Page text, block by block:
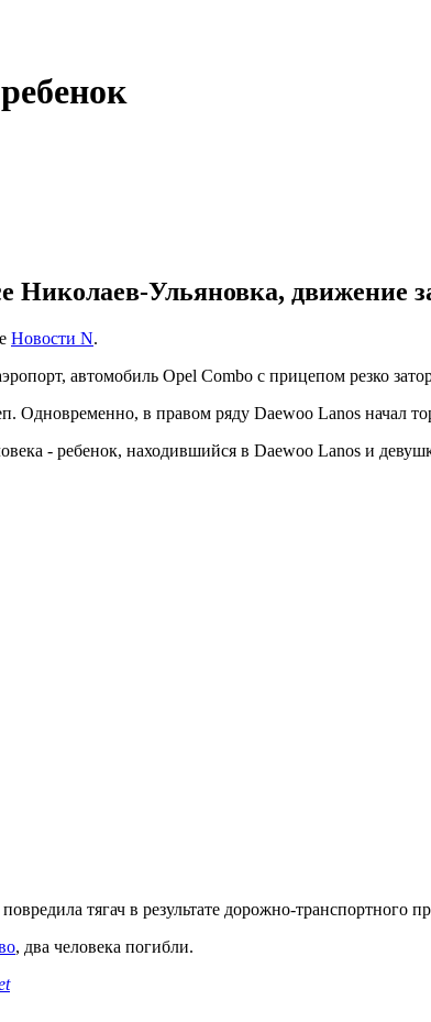
Николаев-Ульяновка, движение
Новости N.
автомобиль Opel Combo с прицепом резко
Одновременно, в правом ряду Daewoo Lanos начал
- ребенок, находившийся в Daewoo Lanos и
тягач в результате дорожно-транспортного
, два человека погибли.